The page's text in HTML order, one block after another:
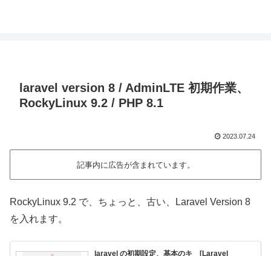
laravel version 8 / AdminLTE 初期作業、
RockyLinux 9.2 / PHP 8.1
2023.07.24
記事内に広告が含まれています。
RockyLinux 9.2 で、ちょっと、古い、Laravel Version 8
を入れます。
laravel の初期設定、基本のキ [Laravel